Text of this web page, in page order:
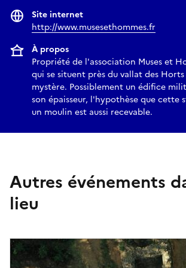
Site internet
http://www.musesethommes.fr
À propos
Propriété de l'association Muses et
qui se situent près du vallat des
mystère. Possiblement un édifice
son épaisseur, l'hypothèse que cette
un moulin est aussi recevable.
Autres événements
lieu